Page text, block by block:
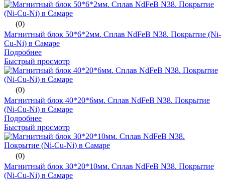
(0)
Магнитный блок 50*6*2мм. Сплав NdFeB N38. Покрытие (Ni-
Cu-Ni) в Самаре
Подробнее
Быстрый просмотр
(0)
Магнитный блок 40*20*6мм. Сплав NdFeB N38. Покрытие
(Ni-Cu-Ni) в Самаре
Подробнее
Быстрый просмотр
(0)
Магнитный блок 30*20*10мм. Сплав NdFeB N38. Покрытие
(Ni-Cu-Ni) в Самаре